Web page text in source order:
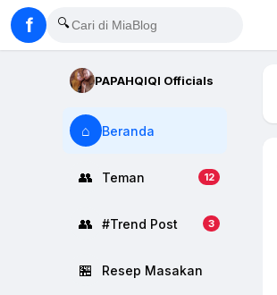
f 🔍
PAPAHQIQI Officials
⌂ Beranda
👥 Teman 12
👥 #Trend Post 3
🏪 Resep Masakan